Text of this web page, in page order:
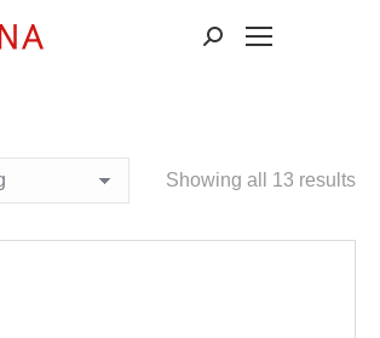
Suchen:
Showing all 13 results